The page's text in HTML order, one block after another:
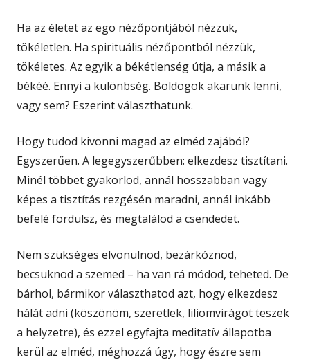
Ha az életet az ego nézőpontjából nézzük,
tökéletlen. Ha spirituális nézőpontból nézzük,
tökéletes. Az egyik a békétlenség útja, a másik a
békéé. Ennyi a különbség. Boldogok akarunk lenni,
vagy sem? Eszerint választhatunk.
Hogy tudod kivonni magad az elméd zajából?
Egyszerűen. A legegyszerűbben: elkezdesz tisztítani.
Minél többet gyakorlod, annál hosszabban vagy
képes a tisztítás rezgésén maradni, annál inkább
befelé fordulsz, és megtalálod a csendedet.
Nem szükséges elvonulnod, bezárkóznod,
becsuknod a szemed – ha van rá módod, teheted. De
bárhol, bármikor választhatod azt, hogy elkezdesz
hálát adni (köszönöm, szeretlek, liliomvirágot teszek
a helyzetre), és ezzel egyfajta meditatív állapotba
kerül az elméd, méghozzá úgy, hogy észre sem